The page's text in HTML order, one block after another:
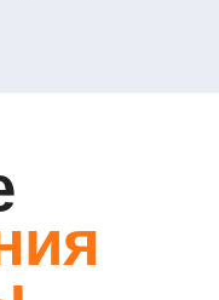
для